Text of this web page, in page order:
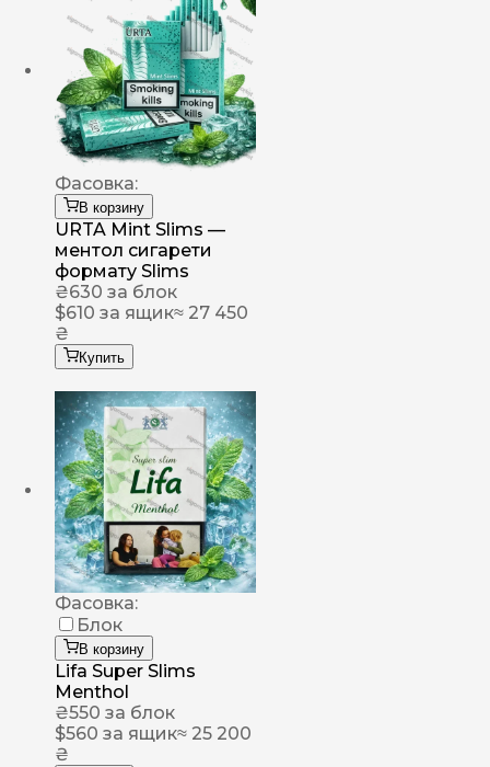
Фасовка:
В корзину
URTA Mint Slims —
ментол сигарети
формату Slims
₴630 за блок
$610 за ящик≈ 27 450
₴
Купить
Фасовка:
Блок
В корзину
Lifa Super Slims
Menthol
₴550 за блок
$560 за ящик≈ 25 200
₴